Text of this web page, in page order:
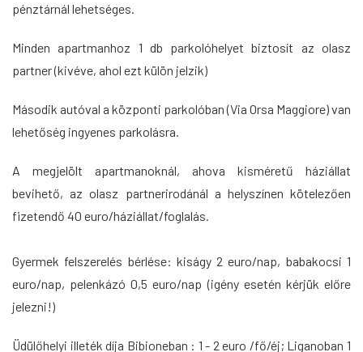
pénztárnál lehetséges.
Minden apartmanhoz 1 db parkolóhelyet biztosít az olasz
partner (kivéve, ahol ezt külön jelzik)
Második autóval a központi parkolóban (Via Orsa Maggiore) van
lehetőség ingyenes parkolásra.
A megjelölt apartmanoknál, ahova kisméretű háziállat
bevihető, az olasz partnerirodánál a helyszínen kötelezően
fizetendő 40 euro/háziállat/foglalás.
Gyermek felszerelés bérlése: kiságy 2 euro/nap, babakocsi 1
euro/nap, pelenkázó 0,5 euro/nap (igény esetén kérjük előre
jelezni!)
Üdülőhelyi illeték díja Bibioneban : 1 - 2 euro /fő/éj; Liganoban 1